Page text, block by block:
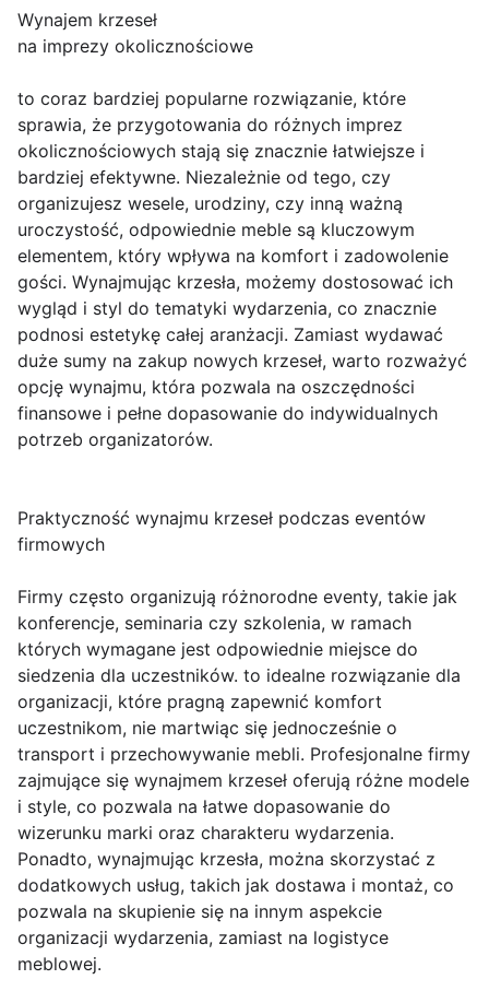
Wynajem krzeseł
na imprezy okolicznościowe
to coraz bardziej popularne rozwiązanie, które
sprawia, że przygotowania do różnych imprez
okolicznościowych stają się znacznie łatwiejsze i
bardziej efektywne. Niezależnie od tego, czy
organizujesz wesele, urodziny, czy inną ważną
uroczystość, odpowiednie meble są kluczowym
elementem, który wpływa na komfort i zadowolenie
gości. Wynajmując krzesła, możemy dostosować ich
wygląd i styl do tematyki wydarzenia, co znacznie
podnosi estetykę całej aranżacji. Zamiast wydawać
duże sumy na zakup nowych krzeseł, warto rozważyć
opcję wynajmu, która pozwala na oszczędności
finansowe i pełne dopasowanie do indywidualnych
potrzeb organizatorów.
Praktyczność wynajmu krzeseł podczas eventów
firmowych
Firmy często organizują różnorodne eventy, takie jak
konferencje, seminaria czy szkolenia, w ramach
których wymagane jest odpowiednie miejsce do
siedzenia dla uczestników. to idealne rozwiązanie dla
organizacji, które pragną zapewnić komfort
uczestnikom, nie martwiąc się jednocześnie o
transport i przechowywanie mebli. Profesjonalne firmy
zajmujące się wynajmem krzeseł oferują różne modele
i style, co pozwala na łatwe dopasowanie do
wizerunku marki oraz charakteru wydarzenia.
Ponadto, wynajmując krzesła, można skorzystać z
dodatkowych usług, takich jak dostawa i montaż, co
pozwala na skupienie się na innym aspekcie
organizacji wydarzenia, zamiast na logistyce
meblowej.